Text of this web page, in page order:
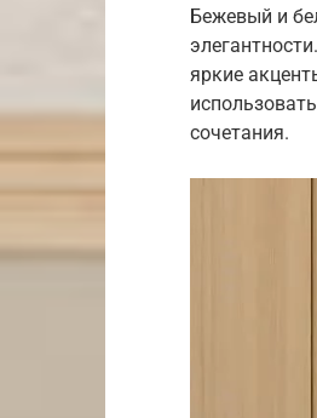
Бежевый и
яркие
сочетания.